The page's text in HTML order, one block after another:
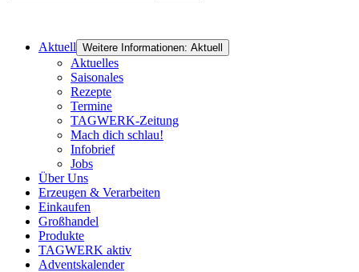
Aktuell Weitere Informationen: Aktuell
Aktuelles
Saisonales
Rezepte
Termine
TAGWERK-Zeitung
Mach dich schlau!
Infobrief
Jobs
Über Uns
Erzeugen & Verarbeiten
Einkaufen
Großhandel
Produkte
TAGWERK aktiv
Adventskalender